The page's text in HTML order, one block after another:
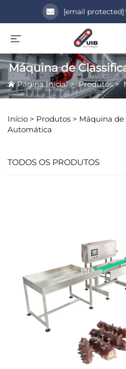
[email protected]
Máquina de
Página Inicial>Produtos>
Início > Produtos > Máquina de
Automática
TODOS OS PRODUTOS